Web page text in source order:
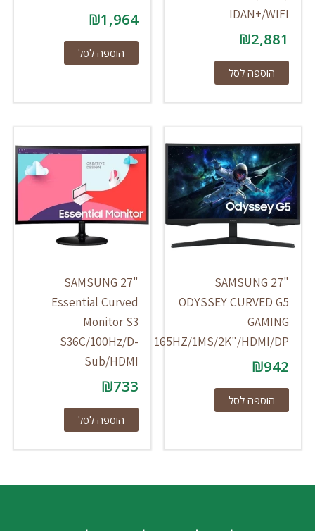
IDAN+/WIFI
₪2,881
הוספה לסל
₪1,964
הוספה לסל
SAMSUNG 27"
ODYSSEY CURVED G5
GAMING
165HZ/1MS/2K"/HDMI/DP
₪942
הוספה לסל
SAMSUNG 27"
Essential Curved
Monitor S3
S36C/100Hz/D-
Sub/HDMI
₪733
הוספה לסל